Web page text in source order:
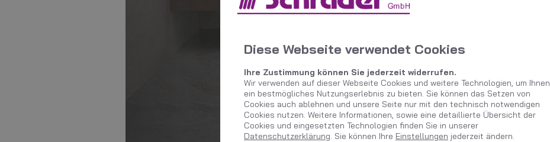
Diese Webseite verwendet Cookies
Ihre Zustimmung können Sie jederzeit widerrufen.
Wir verwenden auf dieser Webseite Cookies und weitere Technologien, um Ihnen
ein bestmögliches Nutzungserlebnis zu bieten. Sie können das Setzen von
Cookies auch ablehnen und unsere Seite nur mit den technisch notwendigen
Cookies nutzen. Weitere Informationen, sowie eine detaillierte Übersicht der
Cookies und eingesetzten Technologien finden Sie in unserer
Datenschutzerklärung. Sie können Ihre Einstellungen jederzeit ändern.